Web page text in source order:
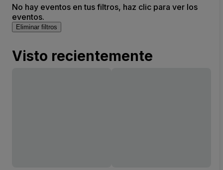
No hay eventos en tus filtros, haz clic para ver los
eventos.
Eliminar filtros
Visto recientemente